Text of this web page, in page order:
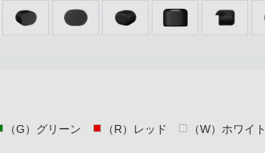
（G）グリーン （R）レッド （W）ホワイト